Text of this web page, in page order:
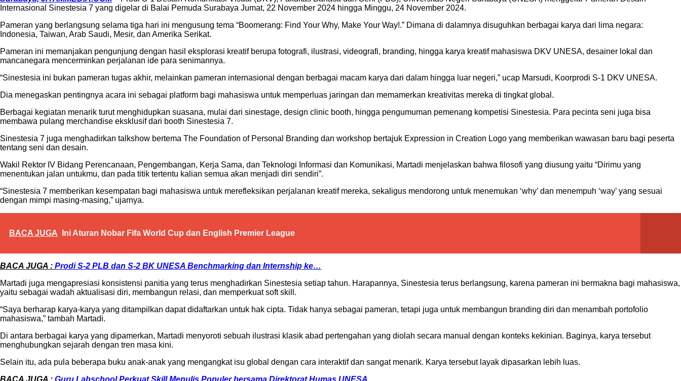
Internasional Sinestesia 7 yang digelar di Balai Pemuda Surabaya Jumat, 22 November 2024 hingga Minggu, 24 November 2024.
Pameran yang berlangsung selama tiga hari ini mengusung tema “Boomerang: Find Your Why, Make Your Way!.” Dimana di dalamnya disuguhkan berbagai karya dari lima negara:
Indonesia, Taiwan, Arab Saudi, Mesir, dan Amerika Serikat.
Pameran ini memanjakan pengunjung dengan hasil eksplorasi kreatif berupa fotografi, ilustrasi, videografi, branding, hingga karya kreatif mahasiswa DKV UNESA, desainer lokal dan
mancanegara mencerminkan perjalanan ide para senimannya.
“Sinestesia ini bukan pameran tugas akhir, melainkan pameran internasional dengan berbagai macam karya dari dalam hingga luar negeri,” ucap Marsudi, Koorprodi S-1 DKV UNESA.
Dia menegaskan pentingnya acara ini sebagai platform bagi mahasiswa untuk memperluas jaringan dan memamerkan kreativitas mereka di tingkat global.
Berbagai kegiatan menarik turut menghidupkan suasana, mulai dari sinestage, design clinic booth, hingga pengumuman pemenang kompetisi Sinestesia. Para pecinta seni juga bisa
membawa pulang merchandise eksklusif dari booth Sinestesia 7.
Sinestesia 7 juga menghadirkan talkshow bertema The Foundation of Personal Branding dan workshop bertajuk Expression in Creation Logo yang memberikan wawasan baru bagi peserta
tentang seni dan desain.
Wakil Rektor IV Bidang Perencanaan, Pengembangan, Kerja Sama, dan Teknologi Informasi dan Komunikasi, Martadi menjelaskan bahwa filosofi yang diusung yaitu “Dirimu yang
menentukan jalan untukmu, dan pada titik tertentu kalian semua akan menjadi diri sendiri”.
“Sinestesia 7 memberikan kesempatan bagi mahasiswa untuk merefleksikan perjalanan kreatif mereka, sekaligus mendorong untuk menemukan ‘why’ dan menempuh ‘way’ yang sesuai
dengan mimpi masing-masing,” ujarnya.
BACA JUGA Ini Aturan Nobar Fifa World Cup dan English Premier League
BACA JUGA : Prodi S-2 PLB dan S-2 BK UNESA Benchmarking dan Internship ke…
Martadi juga mengapresiasi konsistensi panitia yang terus menghadirkan Sinestesia setiap tahun. Harapannya, Sinestesia terus berlangsung, karena pameran ini bermakna bagi mahasiswa,
yaitu sebagai wadah aktualisasi diri, membangun relasi, dan memperkuat soft skill.
“Saya berharap karya-karya yang ditampilkan dapat didaftarkan untuk hak cipta. Tidak hanya sebagai pameran, tetapi juga untuk membangun branding diri dan menambah portofolio
mahasiswa,” tambah Martadi.
Di antara berbagai karya yang dipamerkan, Martadi menyoroti sebuah ilustrasi klasik abad pertengahan yang diolah secara manual dengan konteks kekinian. Baginya, karya tersebut
menghubungkan sejarah dengan tren masa kini.
Selain itu, ada pula beberapa buku anak-anak yang mengangkat isu global dengan cara interaktif dan sangat menarik. Karya tersebut layak dipasarkan lebih luas.
BACA JUGA : Guru Labschool Perkuat Skill Menulis Populer bersama Direktorat Humas UNESA